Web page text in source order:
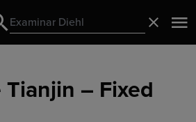
Search
Search
Tianjin – Fixed